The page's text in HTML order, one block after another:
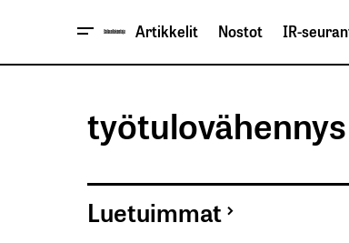
Artikkelit Nostot IR-
työtulovähennys
Luetuimmat